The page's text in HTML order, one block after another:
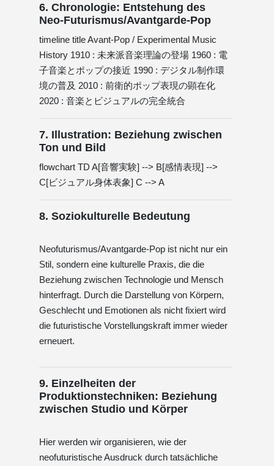
6. Chronologie: Entstehung des
Neo-Futurismus/Avantgarde-Pop
timeline title Avant-Pop / Experimental Music
History 1910 : 未来派音楽理論の登場 1960 : 電
子音楽とポップの接近 1990 : デジタル制作環
境の普及 2010 : 前衛的ポップ表現の顕在化
2020 : 音楽とビジュアルの完全統合
7. Illustration: Beziehung zwischen
Ton und Bild
flowchart TD A[音響実験] --> B[感情表現] -->
C[ビジュアル身体表象] C --> A
8. Soziokulturelle Bedeutung
Neofuturismus/Avantgarde-Pop ist nicht nur ein
Stil, sondern eine kulturelle Praxis, die die
Beziehung zwischen Technologie und Mensch
hinterfragt. Durch die Darstellung von Körpern,
Geschlecht und Emotionen als nicht fixiert wird
die futuristische Vorstellungskraft immer wieder
erneuert.
9. Einzelheiten der
Produktionstechniken: Beziehung
zwischen Studio und Körper
Hier werden wir organisieren, wie der
neofuturistische Ausdruck durch tatsächliche